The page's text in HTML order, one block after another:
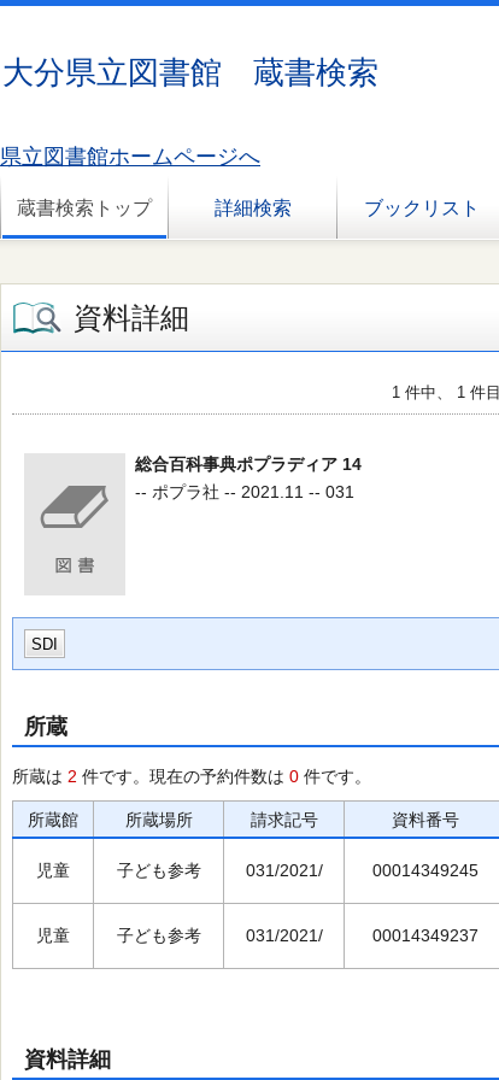
大分県立図書館 蔵書検索
県立図書館ホームページへ
蔵書検索トップ 詳細検索 ブックリスト
資料詳細
1 件中、 1 件目
総合百科事典ポプラディア 14
-- ポプラ社 -- 2021.11 -- 031
SDI
所蔵
所蔵は 2 件です。現在の予約件数は 0 件です。
所蔵館 所蔵場所 請求記号 資料番号
児童 子ども参考 031/2021/ 00014349245
児童 子ども参考 031/2021/ 00014349237
資料詳細